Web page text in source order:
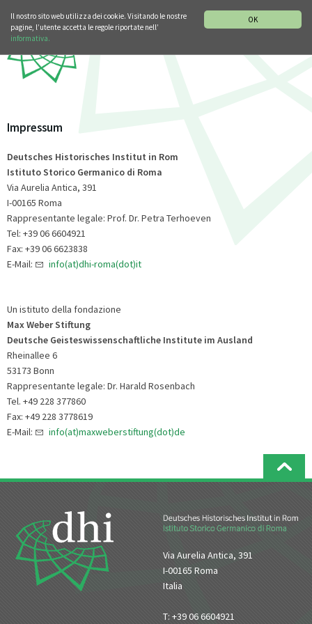
OK
Il nostro sito web utilizza dei cookie. Visitando le nostre
pagine, l’utente accetta le regole riportate nell’
informativa.
Impressum
Deutsches Historisches Institut in Rom
Istituto Storico Germanico di Roma
Via Aurelia Antica, 391
I-00165 Roma
Rappresentante legale: Prof. Dr. Petra Terhoeven
Tel: +39 06 6604921
Fax: +39 06 6623838
E-Mail:
info(at)dhi-roma(dot)it
Un istituto della fondazione
Max Weber Stiftung
Deutsche Geisteswissenschaftliche Institute im Ausland
Rheinallee 6
53173 Bonn
Rappresentante legale: Dr. Harald Rosenbach
Tel. +49 228 377860
Fax: +49 228 3778619
E-Mail:
info(at)maxweberstiftung(dot)de
Via Aurelia Antica, 391
I-00165 Roma
Italia
T: +39 06 6604921